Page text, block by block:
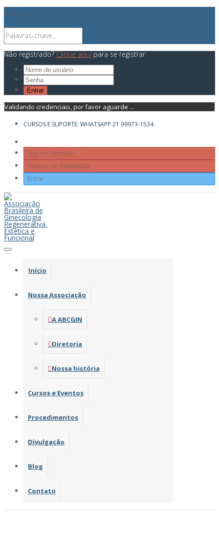
Pesquisar
Não registrado?Clique aquipara se registrar
Validando credenciais, por favor aguarde ...
CURSOS E SUPORTE: WHATSAPP 21 99973-1534
Seja um Associado
Procure um Especialista
Entrar
Início
Nossa Associação
A ABCGIN
Diretoria
Nossa história
Cursos e Eventos
Procedimentos
Divulgação
Blog
Contato